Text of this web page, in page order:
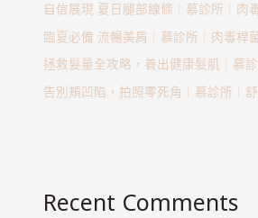
自信展現 夏日腿部線條｜慕診所｜肉
臨夏必備 流暢美肩｜慕診所｜肉毒桿
拯救髮量全攻略，養出健康髮肌｜慕
告別頰凹陷，拍照零死角｜慕診所｜
Recent Comments